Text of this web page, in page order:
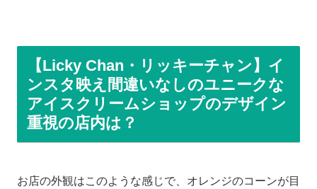
【Licky Chan・リッキーチャン】イ
ンスタ映え間違いなしのユニークな
アイスクリームショップのデザイン
重視の店内は？
お店の外観はこのような感じで、オレンジのコーンが目